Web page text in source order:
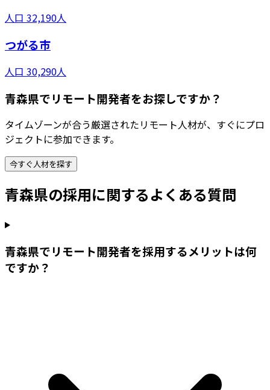
人口 32,190人
つがる市
人口 30,290人
青森県でリモート開発者をお探しですか？
タイムゾーンが合う厳選されたリモート人材が、すぐにプロ
ジェクトに参加できます。
今すぐ人材を探す
青森県の採用に関するよくある質問
青森県でリモート開発者を採用するメリットは何
ですか？